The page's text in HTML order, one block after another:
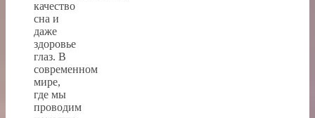
качество
сна и
даже
здоровье
глаз. В
современном
мире,
где мы
проводим